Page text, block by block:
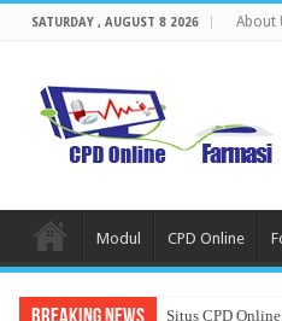
SATURDAY , AUGUST 8 2026 About
Modul CPD Online
Situs CPD